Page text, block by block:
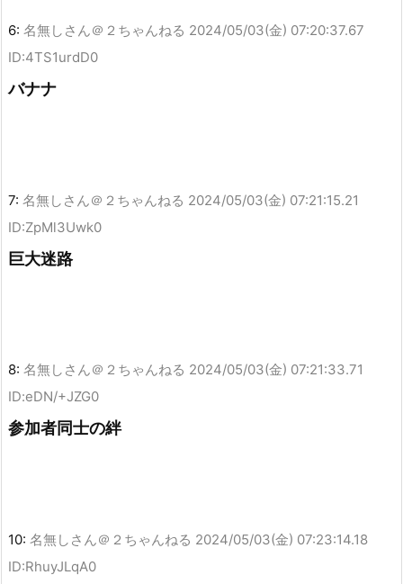
6: 名無しさん＠２ちゃんねる 2024/05/03(金) 07:20:37.67
ID:4TS1urdD0
バナナ
7: 名無しさん＠２ちゃんねる 2024/05/03(金) 07:21:15.21
ID:ZpMl3Uwk0
巨大迷路
8: 名無しさん＠２ちゃんねる 2024/05/03(金) 07:21:33.71
ID:eDN/+JZG0
参加者同士の絆
10: 名無しさん＠２ちゃんねる 2024/05/03(金) 07:23:14.18
ID:RhuyJLqA0